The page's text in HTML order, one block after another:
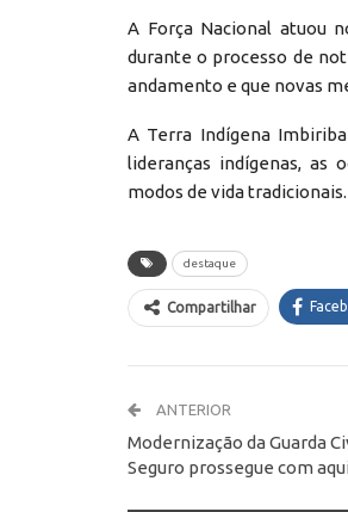
A Força Nacional atuou
durante o processo de
andamento e que novas
A Terra Indígena
lideranças indígenas, as
modos de vida tradicionais.
destaque
Compartilhar
ANTERIOR
Modernização da Guarda
Seguro prossegue com